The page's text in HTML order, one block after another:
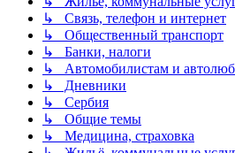
↳ Связь, телефон и интернет
↳ Общественный транспорт
↳ Банки, налоги
↳ Автомобилистам и
↳ Дневники
↳ Сербия
↳ Общие темы
↳ Медицина, страховка